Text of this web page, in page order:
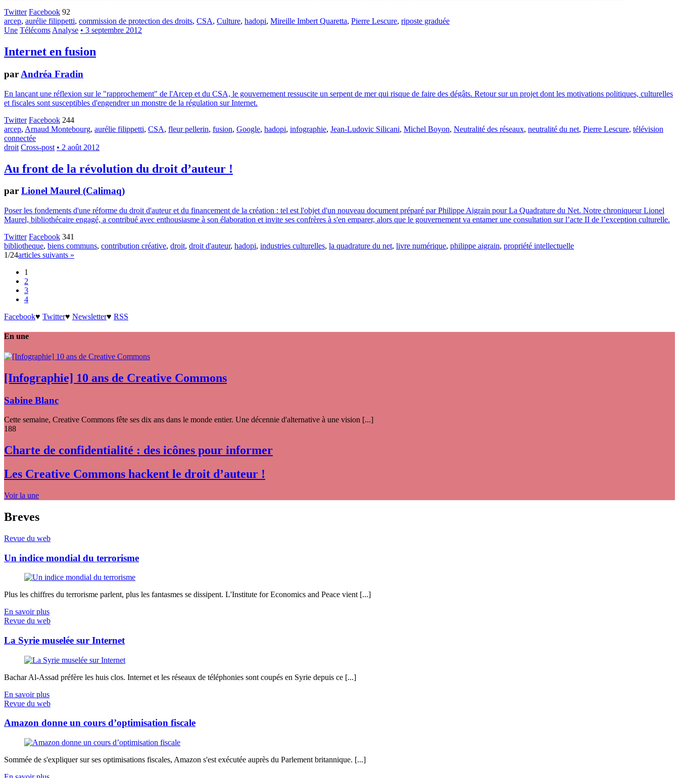
Twitter Facebook 92
arcep, aurélie filippetti, commission de protection des droits, CSA, Culture, hadopi, Mireille Imbert Quaretta, Pierre Lescure, riposte graduée
Une Télécoms Analyse • 3 septembre 2012
Internet en fusion
par Andréa Fradin
En lançant une réflexion sur le "rapprochement" de l'Arcep et du CSA, le gouvernement ressuscite un serpent de mer qui risque de faire des dégâts. Retour sur un projet dont les motivations politiques, culturelles
et fiscales sont susceptibles d'engendrer un monstre de la régulation sur Internet.
Twitter Facebook 244
arcep, Arnaud Montebourg, aurélie filippetti, CSA, fleur pellerin, fusion, Google, hadopi, infographie, Jean-Ludovic Silicani, Michel Boyon, Neutralité des réseaux, neutralité du net, Pierre Lescure, télévision
connectée
droit Cross-post • 2 août 2012
Au front de la révolution du droit d’auteur !
par Lionel Maurel (Calimaq)
Poser les fondements d'une réforme du droit d'auteur et du financement de la création : tel est l'objet d'un nouveau document préparé par Philippe Aigrain pour La Quadrature du Net. Notre chroniqueur Lionel
Maurel, bibliothécaire engagé, a contribué avec enthousiasme à son élaboration et invite ses confrères à s'en emparer, alors que le gouvernement va entamer une consultation sur l’acte II de l’exception culturelle.
Twitter Facebook 341
bibliotheque, biens communs, contribution créative, droit, droit d'auteur, hadopi, industries culturelles, la quadrature du net, livre numérique, philippe aigrain, propriété intellectuelle
1/24articles suivants »
1
2
3
4
Facebook♥ Twitter♥ Newsletter♥ RSS
En une
[Infographie] 10 ans de Creative Commons
Sabine Blanc
Cette semaine, Creative Commons fête ses dix ans dans le monde entier. Une décennie d'alternative à une vision [...]
188
Charte de confidentialité : des icônes pour informer
Les Creative Commons hackent le droit d’auteur !
Voir la une
Breves
Revue du web
Un indice mondial du terrorisme
Plus les chiffres du terrorisme parlent, plus les fantasmes se dissipent. L'Institute for Economics and Peace vient [...]
En savoir plus
Revue du web
La Syrie muselée sur Internet
Bachar Al-Assad préfère les huis clos. Internet et les réseaux de téléphonies sont coupés en Syrie depuis ce [...]
En savoir plus
Revue du web
Amazon donne un cours d’optimisation fiscale
Sommée de s'expliquer sur ses optimisations fiscales, Amazon s'est exécutée auprès du Parlement britannique. [...]